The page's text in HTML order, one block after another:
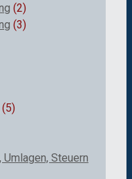
(2)
(3)
(5)
Steuern